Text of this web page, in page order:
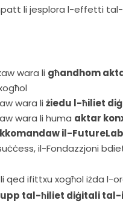
li jesplora l-effetti tal-
wara li għandhom
wara liżiedu l-ħiliet
wara li huma aktar
il-
il-Fondazzjoni
qed ifittxu xogħol iżda l-
tal-ħiliet diġitali